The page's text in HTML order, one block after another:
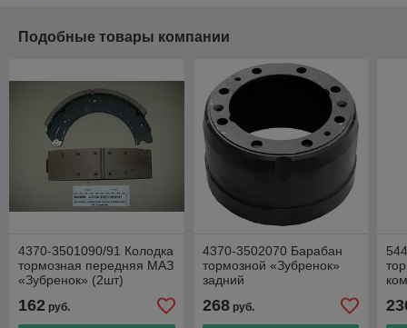
Подобные товары компании
4370-3501090/91 Колодка
тормозная передняя МАЗ
«Зубренок» (2шт)
162 руб.
4370-3502070 Барабан
тормозной «Зубренок»
задний
268руб.